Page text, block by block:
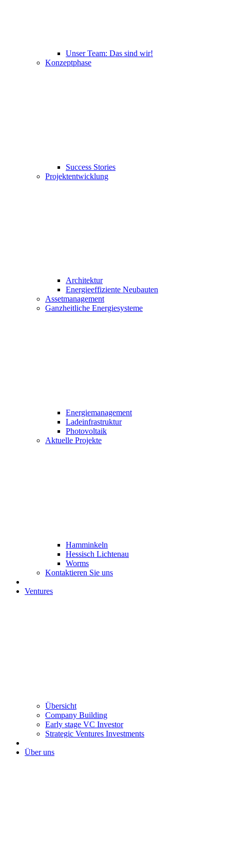
Unser Team: Das sind wir!
Konzeptphase
Success Stories
Projektentwicklung
Architektur
Energieeffiziente Neubauten
Assetmanagement
Ganzheitliche Energiesysteme
Energiemanagement
Ladeinfrastruktur
Photovoltaik
Aktuelle Projekte
Hamminkeln
Hessisch Lichtenau
Worms
Kontaktieren Sie uns
Ventures
Übersicht
Company Building
Early stage VC Investor
Strategic Ventures Investments
Über uns